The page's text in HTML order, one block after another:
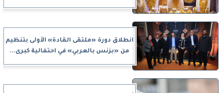
انطلاق دورة «ملتقى القادة» الأولى بتنظيم
من «بزنس بالعربي» في احتفالية كبرى...